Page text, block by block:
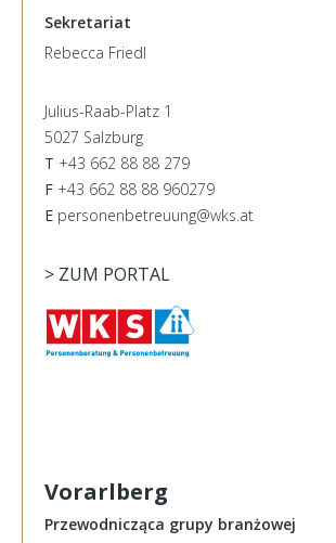
Sekretariat
Rebecca Friedl
Julius-Raab-Platz 1
5027 Salzburg
T +43 662 88 88 279
F +43 662 88 88 960279
E personenbetreuung@wks.at
> ZUM PORTAL
Vorarlberg
Przewodnicząca grupy branżowej